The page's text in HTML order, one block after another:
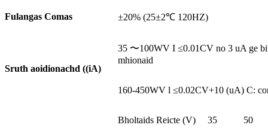
Fulangas Comas ±20% (25±2℃ 120HZ)
Sruth aoidionachd ((iA)
35 〜100WV I ≤0.01CV no 3 uA ge
mhionaid
160-450WV l ≤0.02CV+10 (uA) C:
Bholtaids Reicte (V) 35 50